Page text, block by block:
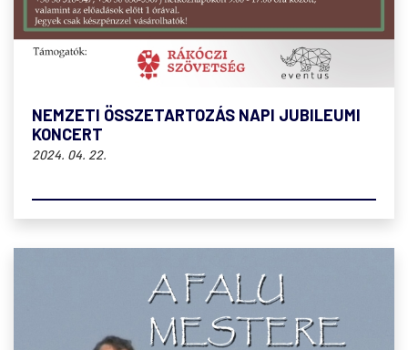
NEMZETI ÖSSZETARTOZÁS NAPI JUBILEUMI
KONCERT
2024. 04. 22.